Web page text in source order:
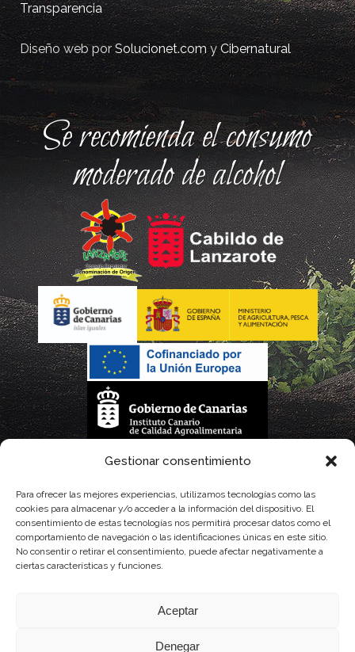
Gestionar consentimiento
Para ofrecer las mejores experiencias, utilizamos tecnologías como las
cookies para almacenar y/o acceder a la información del dispositivo. El
consentimiento de estas tecnologías nos permitirá procesar datos como el
comportamiento de navegación o las identificaciones únicas en este sitio.
No consentir o retirar el consentimiento, puede afectar negativamente a
ciertas características y funciones.
Aceptar
Denegar
Transparencia
Diseño web porSolucionet.comyCibernatural
Se recomienda el consumo
moderado de alcohol
La gestión de la DOP Lanzarote realizada por este Consejo Regulador es financiada,
con fondos provenientes del presupuesto de gastos del Instituto Canario de
Calidad Agroalimentaria